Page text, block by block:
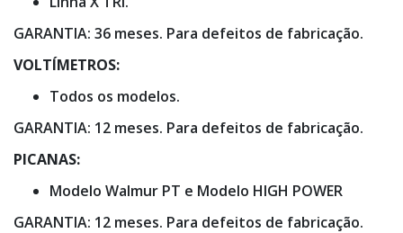
GARANTIA: 36 meses. Para defeitos de fabricação.
VOLTÍMETROS:
Todos os modelos.
GARANTIA: 12 meses. Para defeitos de fabricação.
PICANAS:
Modelo Walmur PT e Modelo HIGH POWER
GARANTIA: 12 meses. Para defeitos de fabricação.